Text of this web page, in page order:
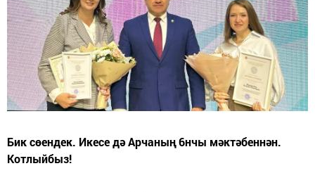
Бик сөендек. Икесе дә Арчаның 6нчы мәктәбеннән.
Котлыйбыз!